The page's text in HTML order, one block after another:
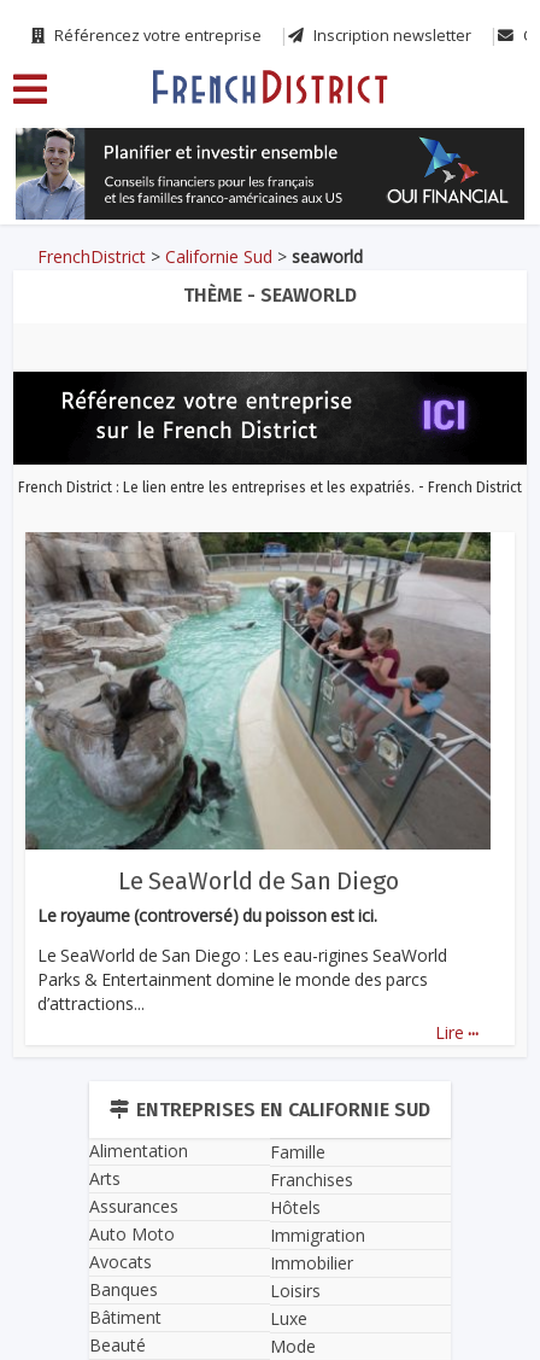
Référencez votre entreprise Inscription newsletter
FrenchDistrict >Californie Sud >seaworld
THÈME - SEAWORLD
French District : Le lien entre les entreprises et les expatriés. - French District
Le SeaWorld de San Diego
Le royaume (controversé) du poisson est ici.
Le SeaWorld de San Diego : Les eau-rigines SeaWorld
Parks & Entertainment domine le monde des parcs
d’attractions...
Lire ...
ENTREPRISES EN CALIFORNIE SUD
Alimentation
Arts
Assurances
Auto Moto
Avocats
Banques
Bâtiment
Beauté
Famille
Franchises
Hôtels
Immigration
Immobilier
Loisirs
Luxe
Mode